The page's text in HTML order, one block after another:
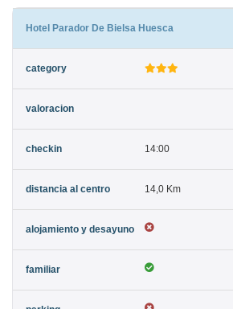
Hotel Parador De Bielsa Huesca
14:00
14,0 Km